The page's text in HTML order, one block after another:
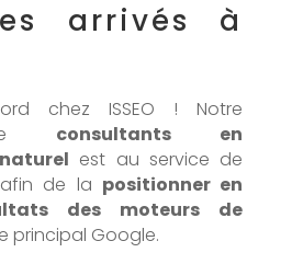
arrivés à
chez ISSEO ! Notre
consultants en
est au service de
de la positionner en
des moteurs de
principal Google.